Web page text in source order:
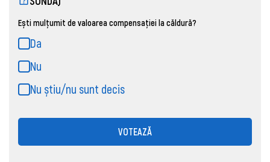
Ești mulțumit de valoarea compensației la căldură?
Da
Nu
Nu știu/nu sunt decis
VOTEAZĂ